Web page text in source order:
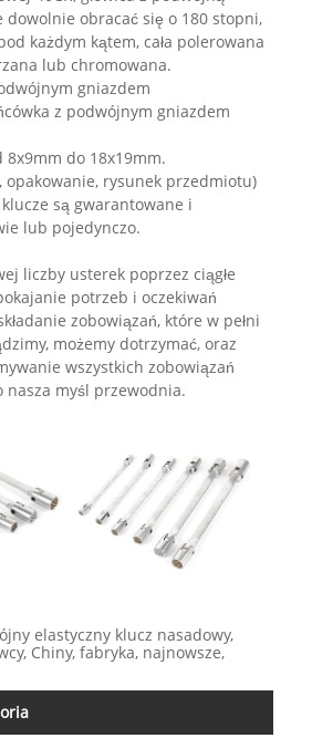
dowolnie obracać się o 180 stopni,
każdym kątem, cała polerowana
lub chromowana.
gniazdem
z podwójnym gniazdem
8x9mm do 18x19mm.
opakowanie, rysunek przedmiotu)
są gwarantowane i
lub pojedynczo.
liczby usterek poprzez ciągłe
potrzeb i oczekiwań
zobowiązań, które w pełni
możemy dotrzymać, oraz
wszystkich zobowiązań
nasza myśl przewodnia.
elastyczny klucz nasadowy,
Chiny, fabryka, najnowsze,